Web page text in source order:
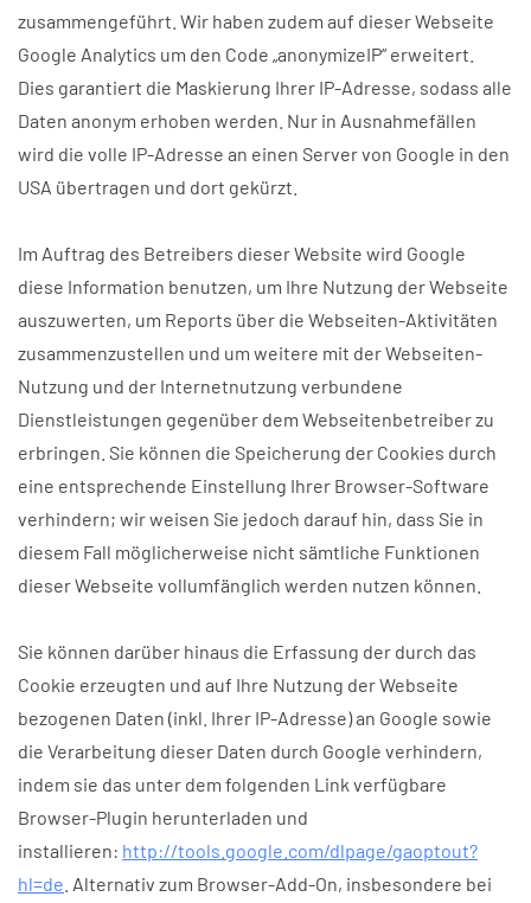
zusammengeführt. Wir haben zudem auf dieser Webseite
Google Analytics um den Code „anonymizeIP“ erweitert.
Dies garantiert die Maskierung Ihrer IP-Adresse, sodass alle
Daten anonym erhoben werden. Nur in Ausnahmefällen
wird die volle IP-Adresse an einen Server von Google in den
USA übertragen und dort gekürzt.
Im Auftrag des Betreibers dieser Website wird Google
diese Information benutzen, um Ihre Nutzung der Webseite
auszuwerten, um Reports über die Webseiten-Aktivitäten
zusammenzustellen und um weitere mit der Webseiten-
Nutzung und der Internetnutzung verbundene
Dienstleistungen gegenüber dem Webseitenbetreiber zu
erbringen. Sie können die Speicherung der Cookies durch
eine entsprechende Einstellung Ihrer Browser-Software
verhindern; wir weisen Sie jedoch darauf hin, dass Sie in
diesem Fall möglicherweise nicht sämtliche Funktionen
dieser Webseite vollumfänglich werden nutzen können.
Sie können darüber hinaus die Erfassung der durch das
Cookie erzeugten und auf Ihre Nutzung der Webseite
bezogenen Daten (inkl. Ihrer IP-Adresse) an Google sowie
die Verarbeitung dieser Daten durch Google verhindern,
indem sie das unter dem folgenden Link verfügbare
Browser-Plugin herunterladen und
installieren: http://tools.google.com/dlpage/gaoptout?
hl=de . Alternativ zum Browser-Add-On, insbesondere bei